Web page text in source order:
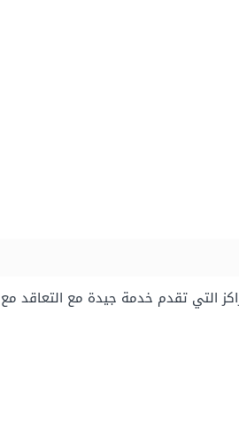
التي تقدم خدمة جيدة مع التعاقد مع